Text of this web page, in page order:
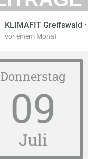
KLIMAFIT Greifswald ·
vor einem Monat
Donnerstag
09
Juli